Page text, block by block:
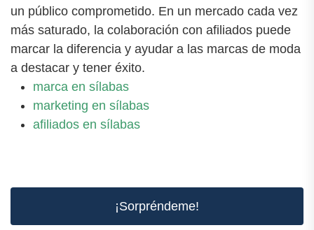
un público comprometido. En un mercado cada vez
más saturado, la colaboración con afiliados puede
marcar la diferencia y ayudar a las marcas de moda
a destacar y tener éxito.
marca en sílabas
marketing en sílabas
afiliados en sílabas
¡Sorpréndeme!